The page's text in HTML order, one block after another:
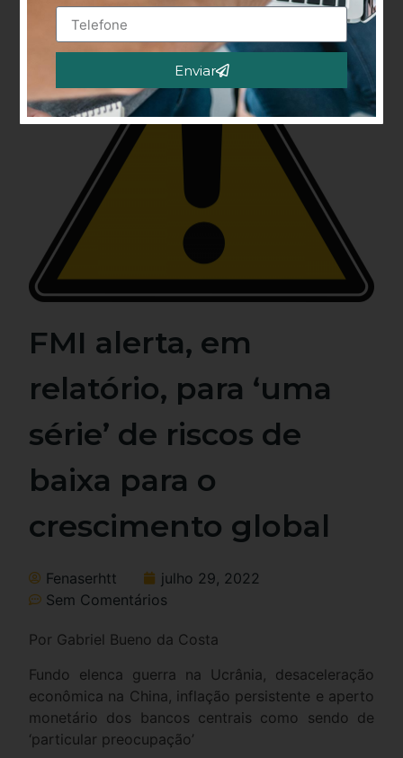
FMI alerta, em
relatório, para ‘uma
série’ de riscos de
baixa para o
crescimento global
Fenaserhtt
julho 29, 2022
Sem Comentários
Por Gabriel Bueno da Costa
Fundo elenca guerra na Ucrânia, desaceleração
econômica na China, inflação persistente e aperto
monetário dos bancos centrais como sendo de
‘particular preocupação’
Enviar
Alternative: